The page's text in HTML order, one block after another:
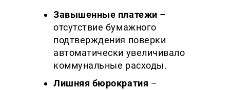
Завышенные платежи –
отсутствие бумажного
подтверждения поверки
автоматически увеличивало
коммунальные расходы.
Лишняя бюрократия –